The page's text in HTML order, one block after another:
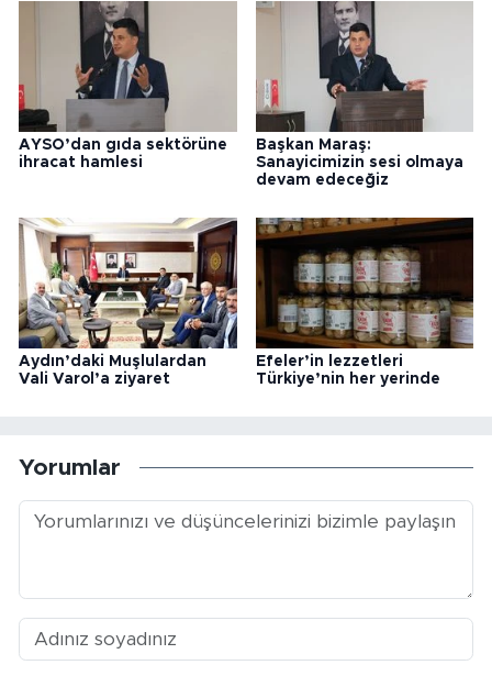
AYSO’dan gıda sektörüne
ihracat hamlesi
Başkan Maraş:
Sanayicimizin sesi olmaya
devam edeceğiz
Aydın’daki Muşlulardan
Vali Varol’a ziyaret
Efeler’in lezzetleri
Türkiye’nin her yerinde
Yorumlar